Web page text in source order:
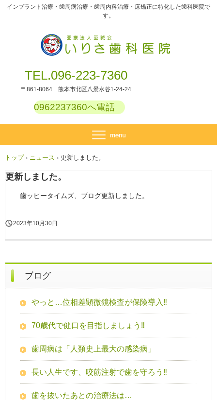
インプラント治療・歯周病治療・歯周内科治療・床矯正に特化した歯科医院で
す。
TEL.096-223-7360
〒861-8064 熊本市北区八景水谷1-24-24
0962237360へ電話
トップ › ニュース › 更新しました。
更新しました。
歯ッピータイムズ、ブログ更新しました。
2023年10月30日
ブログ
やっと…位相差顕微鏡検査が保険導入‼
70歳代で健口を目指しましょう‼
歯周病は「人類史上最大の感染病」
長い人生です、咬筋注射で歯を守ろう‼
歯を抜いたあとの治療法は…